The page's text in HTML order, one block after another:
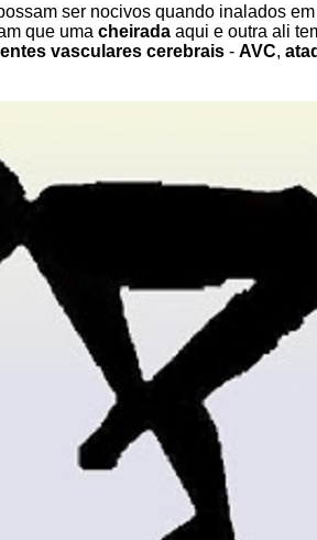
ser nocivos quando inalados
que uma cheirada aqui e outra ali
vasculares cerebrais - AVC,